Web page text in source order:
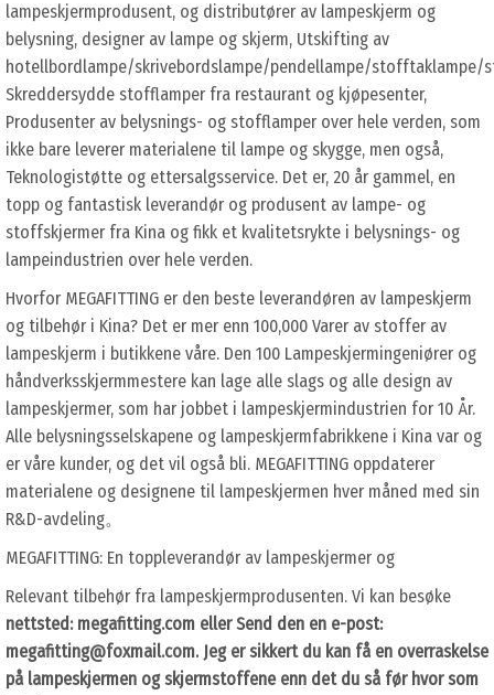
lampeskjermprodusent, og distributører av lampeskjerm og
belysning, designer av lampe og skjerm, Utskifting av
hotellbordlampe/skrivebordslampe/pendellampe/stofftaklampe/
Skreddersydde stofflamper fra restaurant og kjøpesenter,
Produsenter av belysnings- og stofflamper over hele verden, som
ikke bare leverer materialene til lampe og skygge, men også,
Teknologistøtte og ettersalgsservice. Det er, 20 år gammel, en
topp og fantastisk leverandør og produsent av lampe- og
stoffskjermer fra Kina og fikk et kvalitetsrykte i belysnings- og
lampeindustrien over hele verden.
Hvorfor MEGAFITTING er den beste leverandøren av lampeskjerm
og tilbehør i Kina? Det er mer enn 100,000 Varer av stoffer av
lampeskjerm i butikkene våre. Den 100 Lampeskjermingeniører og
håndverksskjermmestere kan lage alle slags og alle design av
lampeskjermer, som har jobbet i lampeskjermindustrien for 10 År.
Alle belysningsselskapene og lampeskjermfabrikkene i Kina var og
er våre kunder, og det vil også bli. MEGAFITTING oppdaterer
materialene og designene til lampeskjermen hver måned med sin
R&D-avdeling。
MEGAFITTING: En toppleverandør av lampeskjermer og
Relevant tilbehør fra lampeskjermprodusenten. Vi kan besøke
nettsted: megafitting.com ellerSend den en e-post:
megafitting@foxmail.com. Jeg er sikkert du kan få en overraskelse
på lampeskjermen og skjermstoffene enn det du så før hvor som